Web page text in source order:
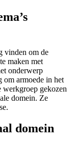
vinden om de
maken met
onderwerp
om armoede in het
werkgroep gekozen
domein. Ze
domein